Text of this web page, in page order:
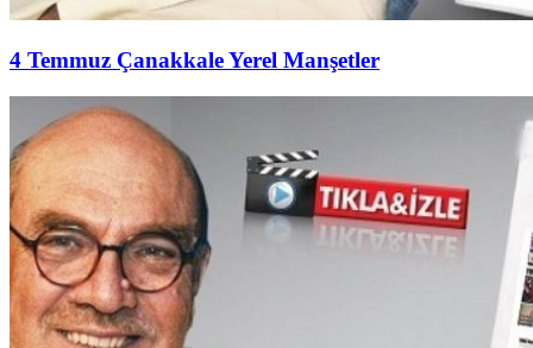
4 Temmuz Çanakkale Yerel Manşetler